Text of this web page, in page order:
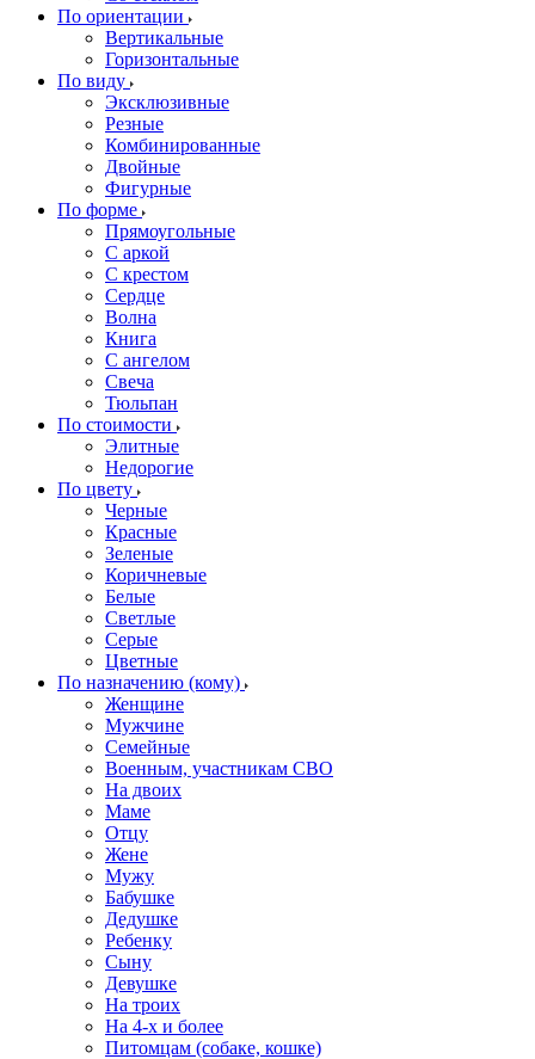
По ориентации
Вертикальные
Горизонтальные
По виду
Эксклюзивные
Резные
Комбинированные
Двойные
Фигурные
По форме
Прямоугольные
С аркой
С крестом
Сердце
Волна
Книга
С ангелом
Свеча
Тюльпан
По стоимости
Элитные
Недорогие
По цвету
Черные
Красные
Зеленые
Коричневые
Белые
Светлые
Серые
Цветные
По назначению (кому)
Женщине
Мужчине
Семейные
Военным, участникам СВО
На двоих
Маме
Отцу
Жене
Мужу
Бабушке
Дедушке
Ребенку
Сыну
Девушке
На троих
На 4-х и более
Питомцам (собаке, кошке)